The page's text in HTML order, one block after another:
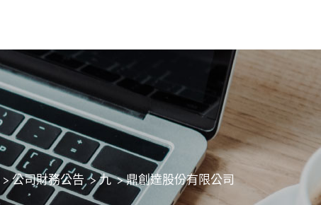
>公司財務公告 >九 >鼎創達股份有限公司